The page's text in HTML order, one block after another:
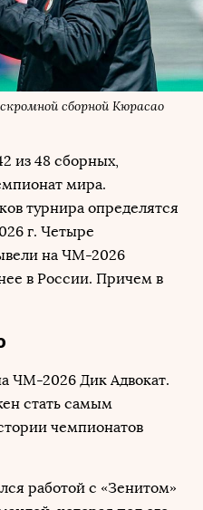
сборной Кюрасао
из 48 сборных,
мира.
турнира определятся
г. Четыре
на ЧМ-2026
в России. Причем в
ЧМ-2026 Дик Адвокат.
стать самым
чемпионатов
работой с «Зенитом»